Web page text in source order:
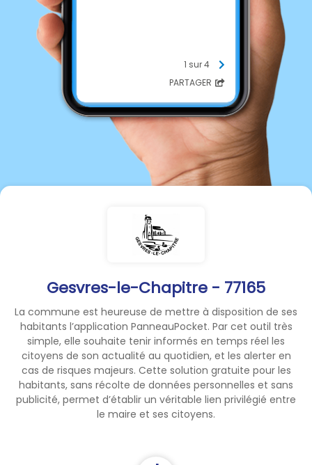
Gesvres-le-Chapitre - 77165
La commune est heureuse de mettre à disposition de ses
habitants l’application PanneauPocket. Par cet outil très
simple, elle souhaite tenir informés en temps réel les
citoyens de son actualité au quotidien, et les alerter en
cas de risques majeurs. Cette solution gratuite pour les
habitants, sans récolte de données personnelles et sans
publicité, permet d’établir un véritable lien privilégié entre
le maire et ses citoyens.
1 sur 4
PARTAGER